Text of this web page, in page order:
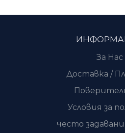
За Нас
Доставка /
Условия за
често